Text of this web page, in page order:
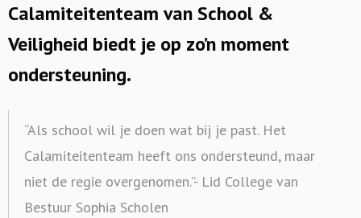
Calamiteitenteam van School &
Veiligheid biedt je op zo’n moment
ondersteuning.
“Als school wil je doen wat bij je past. Het
Calamiteitenteam heeft ons ondersteund, maar
niet de regie overgenomen.”- Lid College van
Bestuur Sophia Scholen